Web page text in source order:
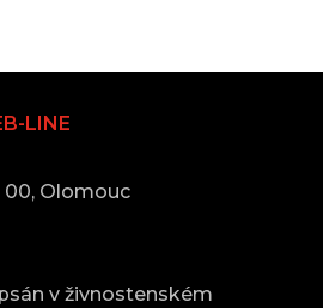
LINE
00, Olomouc
v živnostenském